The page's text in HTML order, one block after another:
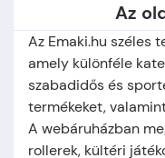
Az
Az Emaki.hu széles
amely különféle
szabadidős és
termékeket,
A webáruházban
rollerek, kültéri